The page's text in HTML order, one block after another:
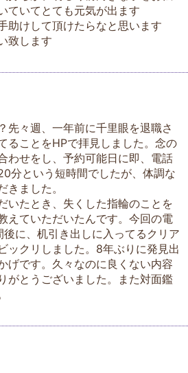
ていてとても元気が出ます
助けして頂けたらなと思います
致します
先々週、一年前に千里眼を退職さ
ることをHPで拝見しました。念の
わせをし、予約可能日に即、電話
分という短時間でしたが、体調な
きました。
いたとき、失くした指輪のことを
えていただいたんです。今回の電
に、机引き出しに入ってるクリア
ックリしました。8年ぶりに発見出
げです。久々なのに良くない内容
がとうございました。また対面鑑